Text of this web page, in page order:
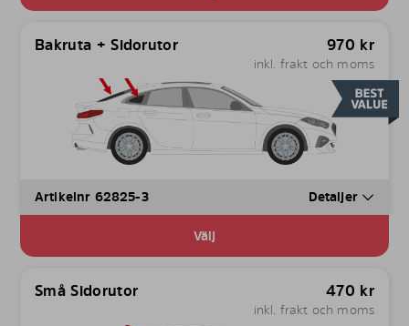
Bakruta + Sidorutor 970 kr
inkl. frakt och moms
Artikelnr 62825-3 Detaljer
Välj
Små Sidorutor 470 kr
inkl. frakt och moms